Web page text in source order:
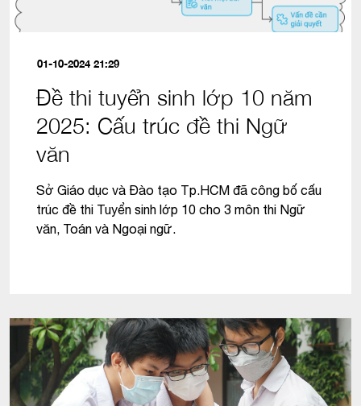
01-10-2024 21:29
Đề thi tuyển sinh lớp 10 năm
2025: Cấu trúc đề thi Ngữ
văn
Sở Giáo dục và Đào tạo Tp.HCM đã công bố cấu
trúc đề thi Tuyển sinh lớp 10 cho 3 môn thi Ngữ
văn, Toán và Ngoại ngữ.